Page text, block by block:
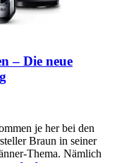
– Die neue
je her bei den
Braun in seiner
Thema. Nämlich